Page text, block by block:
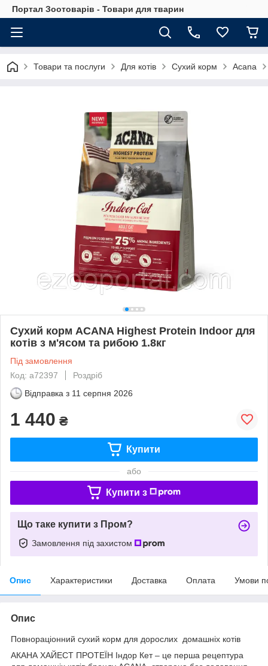
Портал Зоотоварів - Товари для тварин
Товари та послуги Для котів Сухий корм Acana
Сухий корм ACANA Highest Protein Indoor для
котів з м'ясом та рибою 1.8кг
Під замовлення
Код: a72397
Роздріб
Відправка з 11 серпня 2026
1 440 ₴
Купити
або
Купити з
Що таке купити з Пром?
Замовлення під захистом
Опис Характеристики Доставка Оплата Умови
Опис
Повнораціонний сухий корм для дорослих домашніх котів
АКАНА ХАЙЕСТ ПРОТЕЇН Iндор Кет – це перша рецептура